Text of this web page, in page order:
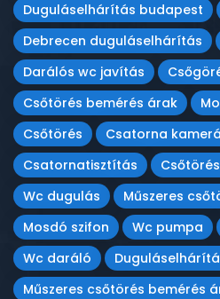
Duguláselhárítás budapest
Debrecen duguláselhárítás
Darálós wc javítás
Csőtörés bemérés árak
Csőtörés
Csatorna
Csatornatisztítás
Wc dugulás
Műszeres
Mosdó szifon
Wc pumpa
Wc daráló
Műszeres csőtörés bemérés